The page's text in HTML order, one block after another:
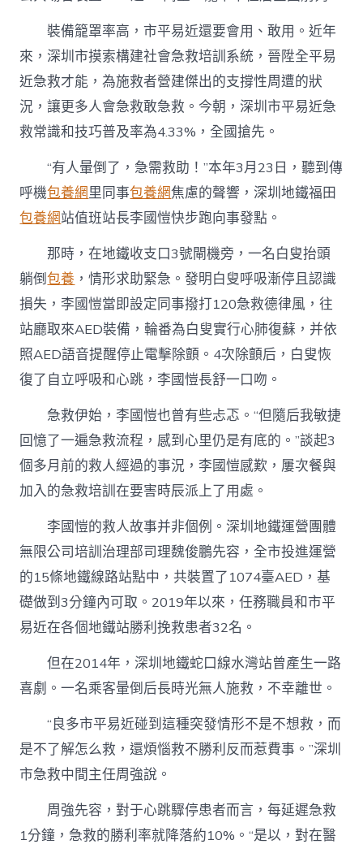
裝備籠罩率高，市平易近還要會用、敢用。近年
來，深圳市摸索構建社會急救培訓系統，晉陞全平易
近急救才能，為施救者營建傑出的支撐性周遭的狀
況，讓更多人會急救敢急救。今朝，深圳市平易近急
救常識和技巧普及率為4.33%，全國搶先。
“有人暈倒了，急需救助！”本年3月23日，聽到傳
呼機包養網里同事包養網焦慮的聲響，深圳地鐵福田
包養網站值班站長李國愷快步跑向事發點。
那時，在地鐵收支口3號閘機旁，一名白叟抬頭
躺倒包養 ，情形求助緊急。發明白叟呼吸漸停且認識
損失，李國愷當即設定同事撥打120急救德律風，往
站廳取來AED裝備，輪番為白叟實行心肺復蘇，并依
照AED語音提醒停止電擊除顫。4次除顫后，白叟恢
復了自立呼吸和心跳，李國愷長舒一口吻。
急救伊始，李國愷也曾有些忐忑。“但隨后我敏捷
回憶了一遍急救流程，感到心里仍是有底的。”談起3
個多月前的救人經過的事況，李國愷感歎，屢次餐與
加入的急救培訓在要害時辰派上了用處。
李國愷的救人故事并非個例。深圳地鐵運營團體
無限公司培訓治理部司理魏俊鵬先容，全市投進運營
的15條地鐵線路站點中，共裝置了1074臺AED，基
礎做到3分鐘內可取。2019年以來，任務職員和市平
易近在各個地鐵站勝利挽救患者32名。
但在2014年，深圳地鐵蛇口線水灣站曾產生一路
喜劇。一名乘客暈倒后長時光無人施救，不幸離世。
“良多市平易近碰到這種突發情形不是不想救，而
是不了解怎么救，還煩惱救不勝利反而惹費事。”深圳
市急救中間主任周強說。
周強先容，對于心跳驟停患者而言，每延遲急救
1分鐘，急救的勝利率就降落約10%。“是以，對在醫